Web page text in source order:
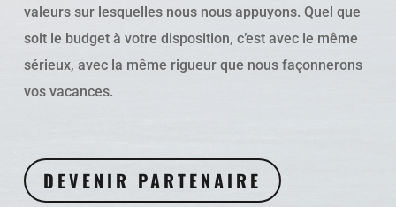
valeurs sur lesquelles nous nous appuyons. Quel que
soit le budget à votre disposition, c’est avec le même
sérieux, avec la même rigueur que nous façonnerons
vos vacances.
DEVENIR PARTENAIRE